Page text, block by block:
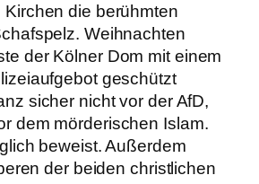
die berühmten
Weihnachten
der Kölner Dom mit einem
geschützt
sicher nicht vor der AfD,
dem mörderischen Islam.
beweist. Außerdem
der beiden christlichen